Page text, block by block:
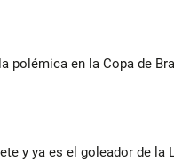
polémica en la Copa de
y ya es el goleador de la